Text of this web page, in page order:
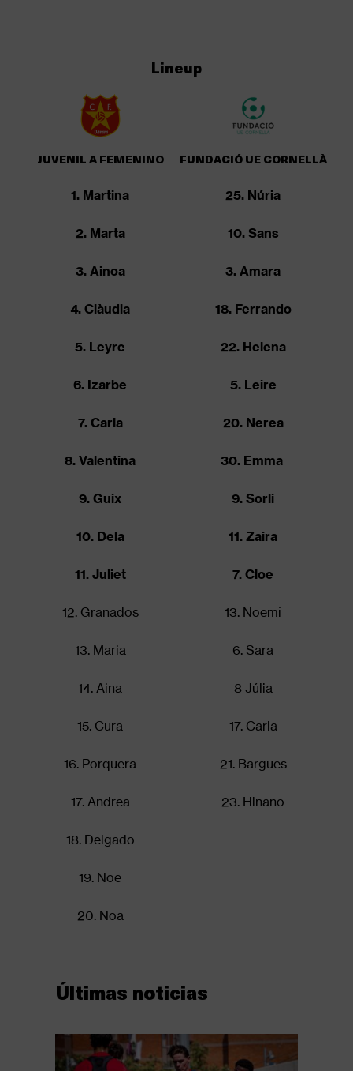
Lineup
JUVENIL A FEMENINO
1. Martina
2. Marta
3. Ainoa
4. Clàudia
5. Leyre
6. Izarbe
7. Carla
8. Valentina
9. Guix
10. Dela
11. Juliet
12. Granados
13. Maria
14. Aina
15. Cura
16. Porquera
17. Andrea
18. Delgado
19. Noe
20. Noa
FUNDACIÓ UE CORNELLÀ
25. Núria
10. Sans
3. Amara
18. Ferrando
22. Helena
5. Leire
20. Nerea
30. Emma
9. Sorli
11. Zaira
7. Cloe
13. Noemí
6. Sara
8 Júlia
17. Carla
21. Bargues
23. Hinano
Últimas noticias